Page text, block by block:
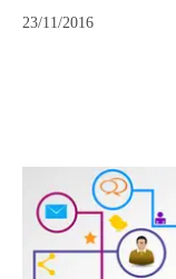
23/11/2016